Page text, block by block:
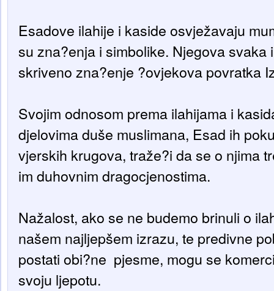
Esadove ilahije i kaside osvježavaju
su zna?enja i simbolike. Njegova svaka
skriveno zna?enje ?ovjekova povratka
Svojim odnosom prema ilahijama i
djelovima duše muslimana, Esad ih
vjerskih krugova, traže?i da se o njima
im duhovnim dragocjenostima.
Nažalost, ako se ne budemo brinuli o
našem najljepšem izrazu, te predivne
postati obi?ne pjesme, mogu se
svoju ljepotu.